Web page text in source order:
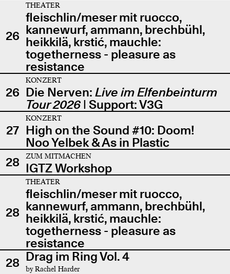
26
THEATER
fleischlin/meser mit ruocco,
kannewurf, ammann, brechbühl,
heikkilä, krstić, mauchle:
togetherness - pleasure as
resistance
26
KONZERT
Die Nerven: Live im Elfenbeinturm
Tour 2026| Support: V3G
27
KONZERT
High on the Sound #10: Doom!
Noo Yelbek & As in Plastic
28
ZUM MITMACHEN
IGTZ Workshop
28
THEATER
fleischlin/meser mit ruocco,
kannewurf, ammann, brechbühl,
heikkilä, krstić, mauchle:
togetherness - pleasure as
resistance
28 Drag im Ring Vol. 4
by Rachel Harder